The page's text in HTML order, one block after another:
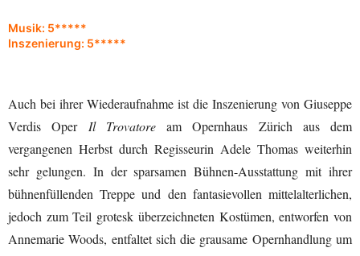
Musik: 5*****
Inszenierung: 5*****
Auch bei ihrer Wiederaufnahme ist die Inszenierung von Giuseppe
Verdis Oper Il Trovatoream Opernhaus Zürich aus dem
vergangenen Herbst durch Regisseurin Adele Thomas weiterhin
sehr gelungen. In der sparsamen Bühnen-Ausstattung mit ihrer
bühnenfüllenden Treppe und den fantasievollen mittelalterlichen,
jedoch zum Teil grotesk überzeichneten Kostümen, entworfen von
Annemarie Woods, entfaltet sich die grausame Opernhandlung um